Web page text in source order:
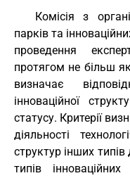
Комісія з
парків та
проведення
протягом не більш
визначає
інноваційної
статусу. Критерії
діяльності
структур інших
типів